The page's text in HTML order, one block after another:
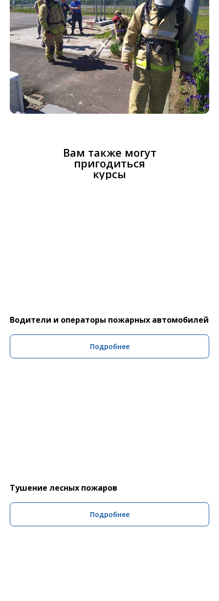
Вам также могут
пригодиться
курсы
Водители и операторы пожарных автомобилей
Подробнее
Тушение лесных пожаров
Подробнее